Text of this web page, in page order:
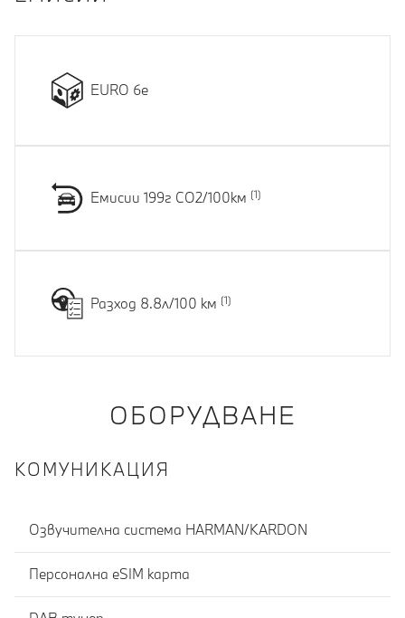
EURO 6e
Емисии 199г CO2/100км
Разход 8.8л/100 км
ОБОРУДВАНЕ
КОМУНИКАЦИЯ
Озвучителна система HARMAN/KARDON
Персонална eSIM карта